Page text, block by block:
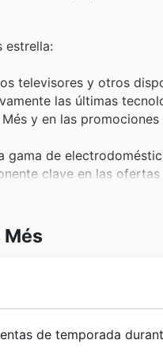
estrella:
televisores y otros
las últimas
y en las promociones
gama de
clave en las
una prioridad para
encontrar grandes
Més
y productos de
de temporada